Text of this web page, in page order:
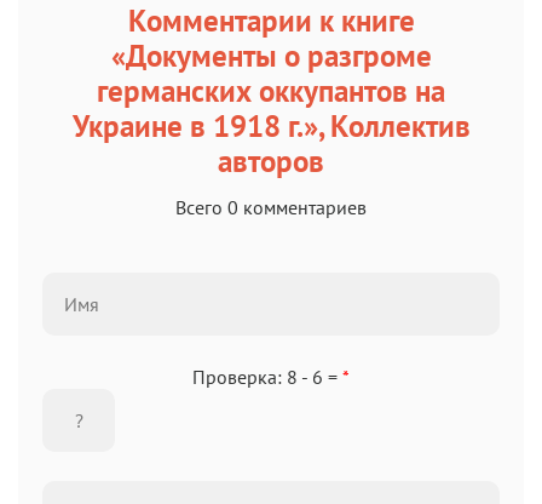
Комментарии к книге
«Документы о разгроме
германских оккупантов на
Украине в 1918 г.», Коллектив
авторов
Всего 0 комментариев
Проверка: 8 - 6 = *